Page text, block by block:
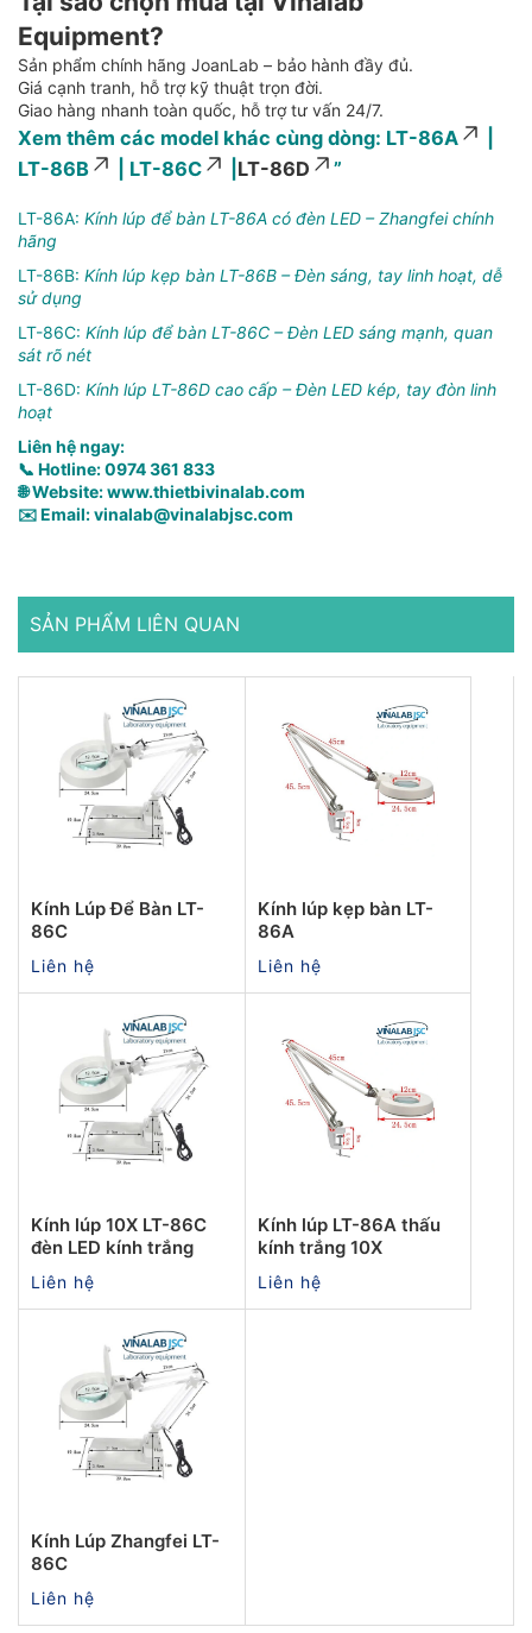
Equipment?
Sản phẩm chính hãng JoanLab – bảo hành đầy đủ.
Giá cạnh tranh, hỗ trợ kỹ thuật trọn đời.
Giao hàng nhanh toàn quốc, hỗ trợ tư vấn 24/7.
Xem thêm các model khác cùng dòng: LT-86A
LT-86B
LT-86C LT-86D ”
LT-86A: Kính lúp để bàn LT-86A có đèn LED – Zhangfei chính
hãng
LT-86B: Kính lúp kẹp bàn LT-86B – Đèn sáng, tay linh hoạt, dễ
sử dụng
LT-86C: Kính lúp để bàn LT-86C – Đèn LED sáng mạnh, quan
sát rõ nét
LT-86D: Kính lúp LT-86D cao cấp – Đèn LED kép, tay đòn linh
hoạt
Liên hệ ngay:
📞 Hotline: 0974 361 833
🌐 Website: www.thietbivinalab.com
✉️ Email: vinalab@vinalabjsc.com
SẢN PHẨM LIÊN QUAN
Kính Lúp Để Bàn LT-
86C
Liên hệ
Kính lúp kẹp bàn LT-
86A
Liên hệ
Kính lúp 10X LT-86C
đèn LED kính trắng
Liên hệ
Kính lúp LT-86A thấu
kính trắng 10X
Liên hệ
Kính Lúp Zhangfei LT-
86C
Liên hệ